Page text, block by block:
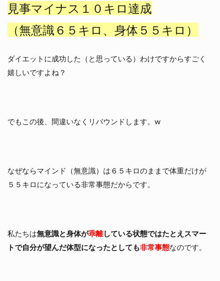
見事マイナス１０キロ達成
（無意識６５キロ、身体５５キロ）
ダイエットに成功した（と思っている）わけですからすごく
嬉しいですよね？
でもこの後、間違いなくリバウンドします。w
なぜならマインド（無意識）は６５キロのままで体重だけが
５５キロになっている非常事態だからです。
私たちは無意識と身体が乖離している状態ではたとえスマー
トで自分が望んだ体型になったとしても非常事態なのです。